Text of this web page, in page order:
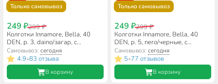
Только самовывоз
249 ₽299 ₽
Колготки Innamore, Bella, 40
DEN, р. 3, daino/загар, с
шортиками и прозрачным
мыском
Самовывоз:сегодня
4.9•83 отзыва
В корзину
Только самовывоз
249 ₽299 ₽
Колготки Innamore, Bella, 40
DEN, р. 5, nero/черные, с
шортиками и прозрачным
мыском
Самовывоз: сегодня
5•77 отзывов
В корзину